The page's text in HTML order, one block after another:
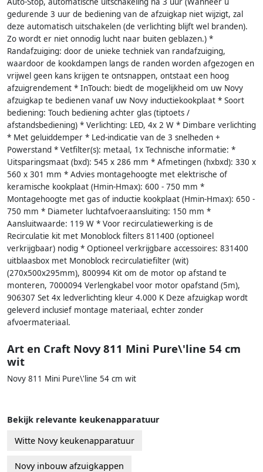
gedurende 3 uur de bediening van de afzuigkap niet wijzigt, zal
deze automatisch uitschakelen (de verlichting blijft wel branden).
Zo wordt er niet onnodig lucht naar buiten geblazen.) *
Randafzuiging: door de unieke techniek van randafzuiging,
waardoor de kookdampen langs de randen worden afgezogen en
vrijwel geen kans krijgen te ontsnappen, ontstaat een hoog
afzuigrendement * InTouch: biedt de mogelijkheid om uw Novy
afzuigkap te bedienen vanaf uw Novy inductiekookplaat * Soort
bediening: Touch bediening achter glas (tiptoets /
afstandsbediening) * Verlichting: LED, 4x 2 W * Dimbare verlichting
* Met geluiddemper * Led-indicatie van de 3 snelheden +
Powerstand * Vetfilter(s): metaal, 1x Technische informatie: *
Uitsparingsmaat (bxd): 545 x 286 mm * Afmetingen (hxbxd): 330 x
560 x 301 mm * Advies montagehoogte met elektrische of
keramische kookplaat (Hmin-Hmax): 600 - 750 mm *
Montagehoogte met gas of inductie kookplaat (Hmin-Hmax): 650 -
750 mm * Diameter luchtafvoeraansluiting: 150 mm *
Aansluitwaarde: 119 W * Voor recirculatiewerking is de
Recirculatie kit met Monoblock filters 811400 (optioneel
verkrijgbaar) nodig * Optioneel verkrijgbare accessoires: 831400
uitblaasbox met Monoblock recirculatiefilter (wit)
(270x500x295mm), 800994 Kit om de motor op afstand te
monteren, 7000094 Verlengkabel voor motor opafstand (5m),
906307 Set 4x ledverlichting kleur 4.000 K Deze afzuigkap wordt
geleverd inclusief montage materiaal, echter zonder
afvoermateriaal.
Art en Craft Novy 811 Mini Pure\'line 54 cm
wit
Novy 811 Mini Pure\'line 54 cm wit
Bekijk relevante keukenapparatuur
Witte Novy keukenapparatuur
Novy inbouw afzuigkappen